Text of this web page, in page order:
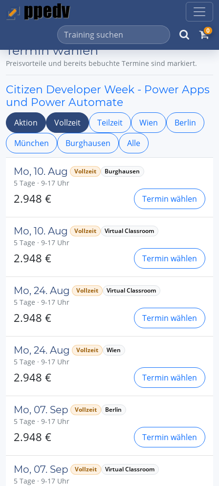
0
Termin wählen
Preisvorteile und bereits bebuchte Termine sind markiert.
Citizen Developer Week - Power Apps
und Power Automate
Aktion Vollzeit Teilzeit Wien
Berlin
München
Burghausen Alle
Mo, 10. Aug Vollzeit Burghausen
5 Tage · 9-17 Uhr
2.948 € Termin wählen
Mo, 10. Aug Vollzeit Virtual Classroom
5 Tage · 9-17 Uhr
2.948 € Termin wählen
Mo, 24. Aug Vollzeit Virtual Classroom
5 Tage · 9-17 Uhr
2.948 € Termin wählen
Mo, 24. Aug Vollzeit Wien
5 Tage · 9-17 Uhr
2.948 € Termin wählen
Mo, 07. Sep Vollzeit Berlin
5 Tage · 9-17 Uhr
2.948 € Termin wählen
Mo, 07. Sep Vollzeit Virtual Classroom
5 Tage · 9-17 Uhr